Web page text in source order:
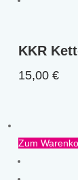
KKR
15,00€
Zum